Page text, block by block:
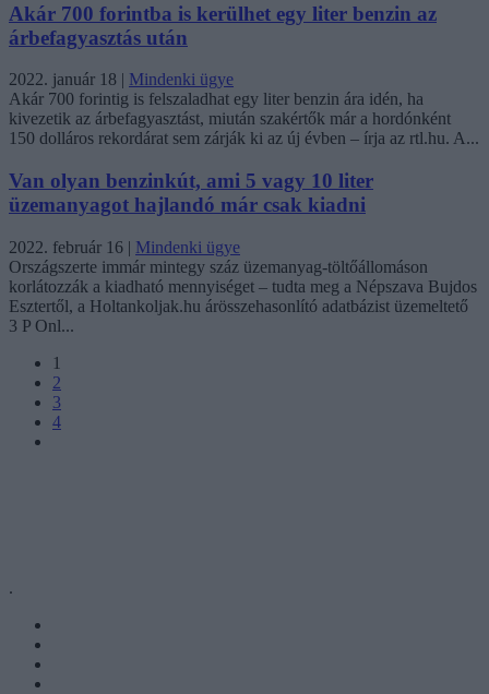
Akár 700 forintba is kerülhet egy liter benzin az
árbefagyasztás után
2022. január 18 | Mindenki ügye
Akár 700 forintig is felszaladhat egy liter benzin ára idén, ha
kivezetik az árbefagyasztást, miután szakértők már a hordónként
150 dolláros rekordárat sem zárják ki az új évben – írja az rtl.hu. A...
Van olyan benzinkút, ami 5 vagy 10 liter
üzemanyagot hajlandó már csak kiadni
2022. február 16 | Mindenki ügye
Országszerte immár mintegy száz üzemanyag-töltőállomáson
korlátozzák a kiadható mennyiséget – tudta meg a Népszava Bujdos
Esztertől, a Holtankoljak.hu árösszehasonlító adatbázist üzemeltető
3 P Onl...
1
2
3
4
.